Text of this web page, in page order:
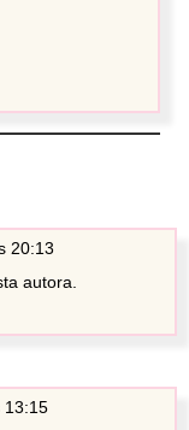
20:13
autora.
13:15